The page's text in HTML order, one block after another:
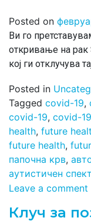
Posted on
Ви го
откривање на рак
кој ги отклучува
Posted in
Tagged covid-19,
covid-19, covid-19
health, future
future health,
папочна крв,
аутистичен
Leave a comment
Клуч за